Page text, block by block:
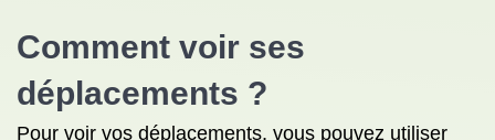
Comment voir ses
déplacements ?
Pour voir vos déplacements, vous pouvez utiliser